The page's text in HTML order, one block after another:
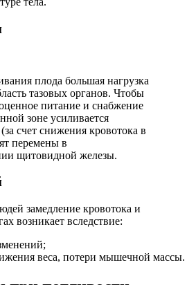
плода большая нагрузка
тазовых органов. Чтобы
питание и снабжение
зоне усиливается
счет снижения кровотока в
перемены в
щитовидной железы.
замедление кровотока и
возникает вследствие:
веса, потери мышечной массы.